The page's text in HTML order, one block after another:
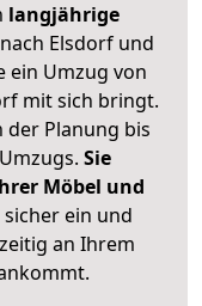
langjährige
Elsdorf und
ein Umzug von
mit sich bringt.
der Planung bis
Sie
Möbel und
sicher ein und
an Ihrem